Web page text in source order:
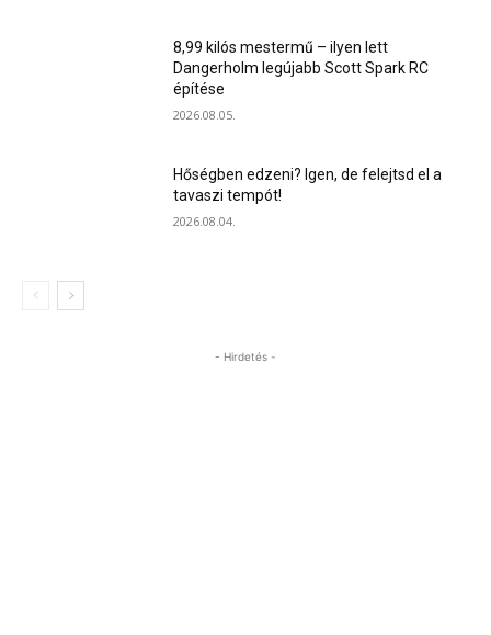
8,99 kilós mestermű – ilyen lett
Dangerholm legújabb Scott Spark RC
építése
2026.08.05.
Hőségben edzeni? Igen, de felejtsd el a
tavaszi tempót!
2026.08.04.
- Hirdetés -